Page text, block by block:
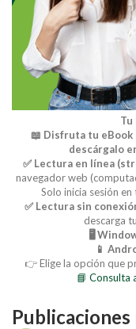
Tu
📖 Disfruta tu eBook
descárgalo
✅ Lectura en línea
navegador web
Solo inicia sesión en
✅ Lectura sin
descarga
🖥️
📱
👉 Elige la opción que
📘 Consulta